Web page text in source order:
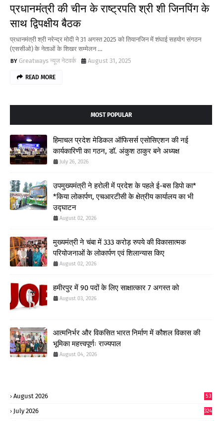
प्रधानमंत्री की चीन के राष्ट्रपति श्री शी जिनपिंग के
साथ द्विपक्षीय बैठक
प्रधानमंत्री श्री नरेन्द्र मोदी ने 31 अगस्त 2025 को तियानजिन में शंघाई सहयोग संगठन
(एससीओ) के नेताओं के शिखर सम्मेलन …
Greatways न्यूज नेटवर्क
August 31, 2025
READ MORE
MOST POPULAR
हिमाचल प्रदेश मेडिकल ऑफिसर्स एसोसिएशन की नई
कार्यकारिणी का गठन, डॉ. अंकुश ठाकुर बने अध्यक्ष
July 26, 2026
उपमुख्यमंत्री ने हरोली में प्रदेश के पहले ई-बस डिपो का*
*किया लोकार्पण, एचआरटीसी के क्षेत्रीय कार्यालय का भी
उद्घाटन
August 02, 2026
मुख्यमंत्री ने चंबा में 333 करोड़ रुपये की विकासात्मक
परियोजनाओं के लोकार्पण एवं शिलान्यास किए
August 02, 2026
हमीरपुर में 90 पदों के लिए साक्षात्कार 7 अगस्त को
August 03, 2026
आत्मनिर्भर और विकसित भारत निर्माण में कौशल विकास की
भूमिका महत्त्वपूर्णः राज्यपाल
August 04, 2026
August 2026 53
July 2026 324